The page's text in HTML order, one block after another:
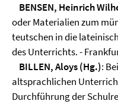
BENSEN, Heinrich
oder Materialien zum
teutschen in die
des Unterrichts. -
BILLEN, Aloys (Hg.):
altsprachlichen
Durchführung der